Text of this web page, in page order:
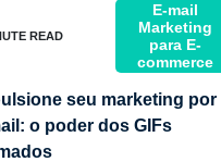
E-mail
Marketing
para E-
commerce
seu marketing por
o poder dos GIFs